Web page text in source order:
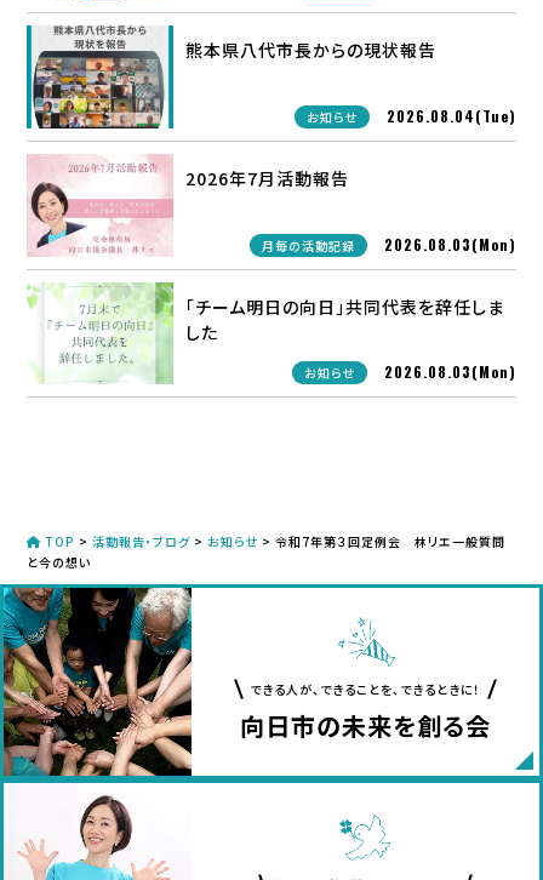
熊本県八代市長からの現状報告
お知らせ 2026.08.04(Tue)
2026年7月活動報告
月毎の活動記録 2026.08.03(Mon)
「チーム明日の向日」共同代表を辞任しま
した
お知らせ 2026.08.03(Mon)
TOP >活動報告・ブログ > お知らせ >令和7年第３回定例会 林リエ一般質問
と今の想い
できる人が、できることを、できるときに！
向日市の未来を創る会